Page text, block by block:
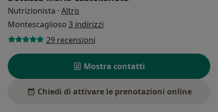
Nutrizionista · Altro
Montescaglioso 3 indirizzi
29 recensioni
Mostra contatti
Chiedi di attivare le prenotazioni online